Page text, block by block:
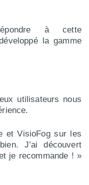
à cette
la gamme
utilisateurs nous
et VisioFog sur les
J’ai découvert
je recommande ! »